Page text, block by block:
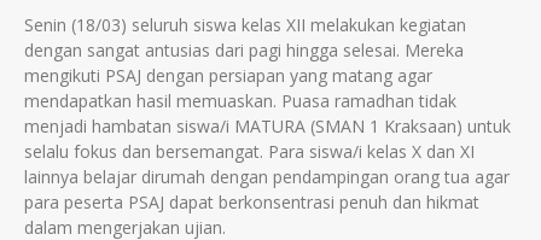
Senin (18/03) seluruh siswa kelas XII melakukan kegiatan
dengan sangat antusias dari pagi hingga selesai. Mereka
mengikuti PSAJ dengan persiapan yang matang agar
mendapatkan hasil memuaskan. Puasa ramadhan tidak
menjadi hambatan siswa/i MATURA (SMAN 1 Kraksaan) untuk
selalu fokus dan bersemangat. Para siswa/i kelas X dan XI
lainnya belajar dirumah dengan pendampingan orang tua agar
para peserta PSAJ dapat berkonsentrasi penuh dan hikmat
dalam mengerjakan ujian.